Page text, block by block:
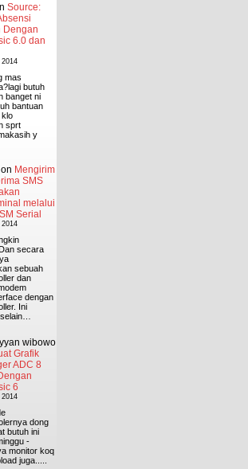
Source:
Dengan
6.0 dan
2014
mas
butuh
banget ni
bantuan
klo
sprt
y
on Mengirim
SMS
melalui
Serial
2014
secara
sebuah
dan
dengan
Ini
wibowo
Grafik
ADC 8
6
2014
dong
butuh ini
-
monitor koq
juga.....